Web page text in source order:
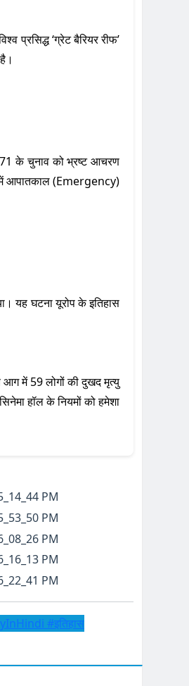
प्रसिद्ध ‘ग्रेट बैरियर रीफ’
के चुनाव को भ्रष्ट आचरण
में आपातकाल (Emergency)
यह घटना यूरोप के इतिहास
आग में 59 लोगों की दुखद मृत्यु
हॉल के नियमों को हमेशा
#इतिहास